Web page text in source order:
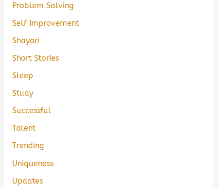
Problem Solving
Self Improvement
Shayari
Short Stories
Sleep
Study
Successful
Talent
Trending
Uniqueness
Updates